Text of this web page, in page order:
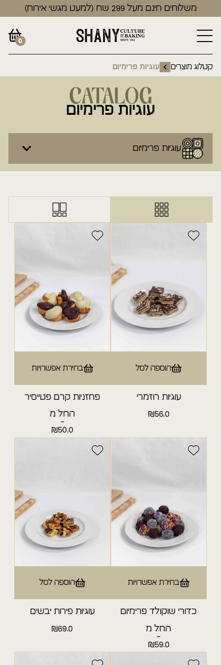
משלוחים חינם מעל 299 שח (למעט מגשי אירוח)
0
קטלוג מוצרים עוגיות פרימיום
CATALOG
עוגיות פרימיום
עוגיות פרימיום
טורטים פרימיום
עוגות שמרים
עוגיות
עוגיות פרימיום
ללא תוספת סוכר
מחלקת פרווה
מאפים אישיים
הוספה לסל
עוגיות רוזמרי
₪56.0
בחירת אפשרויות
פחזניות קרם פטייסיר
החל מ
-
₪50.0
בחירת אפשרויות
כדורי שוקולד פרימיום
החל מ
-
₪59.0
הוספה לסל
עוגיות פירות יבשים
₪69.0